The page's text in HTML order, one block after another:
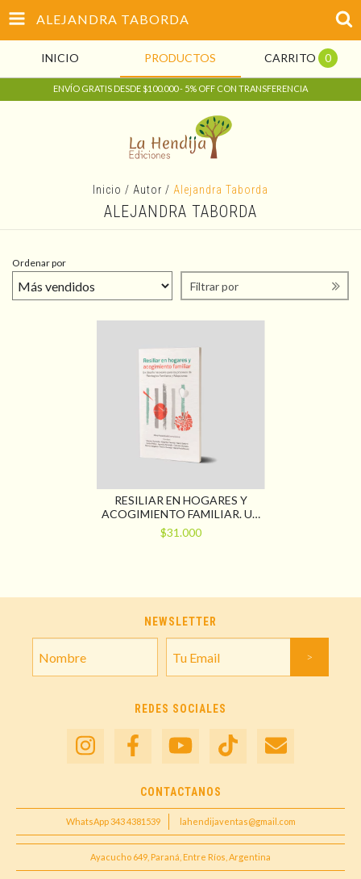
ALEJANDRA TABORDA
INICIO PRODUCTOS CARRITO 0
ENVÍO GRATIS DESDE $100.000 - 5% OFF CON TRANSFERENCIA
Inicio / Autor / Alejandra Taborda
ALEJANDRA TABORDA
Ordenar por
Filtrar por
RESILIAR EN HOGARES Y
ACOGIMIENTO FAMILIAR. UN
DESAFÍO NECESARIO PARA
LOS PROCESOS DE
$31.000
NEWSLETTER
REDES SOCIALES
CONTACTANOS
WhatsApp 343 4381539 lahendijaventas@gmail.com
Ayacucho 649, Paraná, Entre Ríos, Argentina